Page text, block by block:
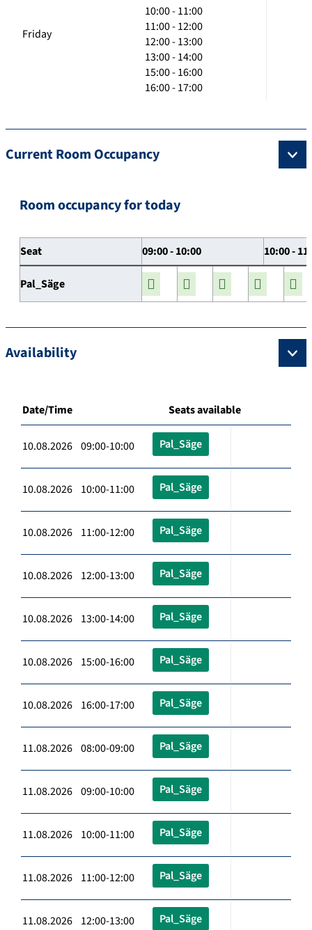
Friday
10:00 - 11:00
11:00 - 12:00
12:00 - 13:00
13:00 - 14:00
15:00 - 16:00
16:00 - 17:00
Current Room Occupancy
Room occupancy for today
Seat 09:00 - 10:00 10:00 -
Pal_Säge
Availability
Date/Time Seats available
10.08.2026 09:00-10:00 Pal_Säge
10.08.2026 10:00-11:00 Pal_Säge
10.08.2026 11:00-12:00 Pal_Säge
10.08.2026 12:00-13:00 Pal_Säge
10.08.2026 13:00-14:00 Pal_Säge
10.08.2026 15:00-16:00 Pal_Säge
10.08.2026 16:00-17:00 Pal_Säge
11.08.2026 08:00-09:00 Pal_Säge
11.08.2026 09:00-10:00 Pal_Säge
11.08.2026 10:00-11:00 Pal_Säge
11.08.2026 11:00-12:00 Pal_Säge
11.08.2026 12:00-13:00 Pal_Säge